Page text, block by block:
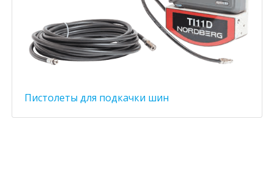
Пистолеты для подкачки шин